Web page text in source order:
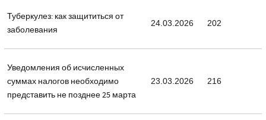
Туберкулез: как защититься от
заболевания
24.03.2026 202
Уведомления об исчисленных
суммах налогов необходимо
представить не позднее 25 марта
23.03.2026 216